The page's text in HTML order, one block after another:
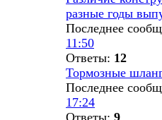
разные годы
Последнее
11:50
Ответы: 12
Тормозные
Последнее
17:24
Ответы: 9